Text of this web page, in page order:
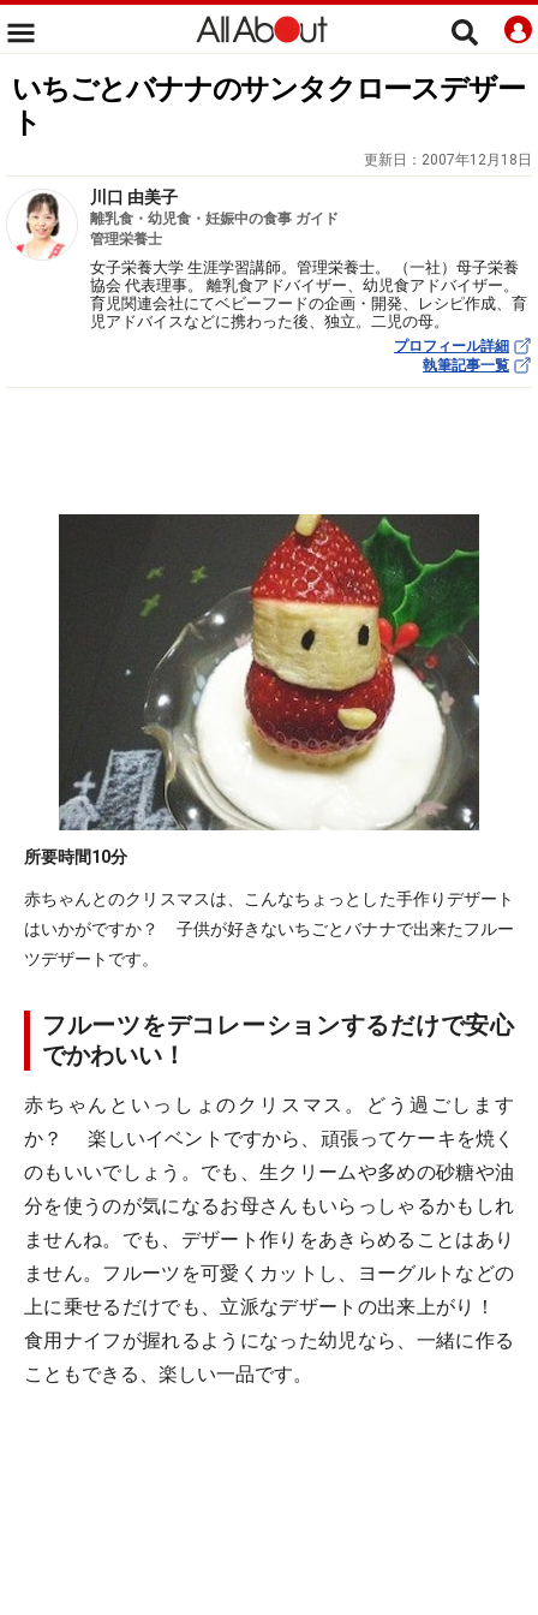
いちごとバナナのサンタクロースデザー
ト
更新日： 2007年12月18日
川口 由美子
離乳食・幼児食・妊娠中の食事 ガイド
管理栄養士
女子栄養大学 生涯学習講師。管理栄養士。 （一社）母子栄養
協会 代表理事。 離乳食アドバイザー、幼児食アドバイザー。
育児関連会社にてベビーフードの企画・開発、レシピ作成、育
児アドバイスなどに携わった後、独立。二児の母。
プロフィール詳細
執筆記事一覧
所要時間10分
赤ちゃんとのクリスマスは、こんなちょっとした手作りデザート
はいかがですか？ 子供が好きないちごとバナナで出来たフルー
ツデザートです。
フルーツをデコレーションするだけで安心
でかわいい！
赤ちゃんといっしょのクリスマス。どう過ごします
か？ 楽しいイベントですから、頑張ってケーキを焼く
のもいいでしょう。でも、生クリームや多めの砂糖や油
分を使うのが気になるお母さんもいらっしゃるかもしれ
ませんね。でも、デザート作りをあきらめることはあり
ません。フルーツを可愛くカットし、ヨーグルトなどの
上に乗せるだけでも、立派なデザートの出来上がり！
食用ナイフが握れるようになった幼児なら、一緒に作る
こともできる、楽しい一品です。